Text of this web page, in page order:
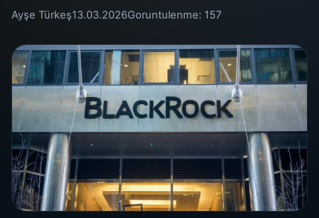
Ayşe Türkeş13.03.2026Goruntulenme: 157